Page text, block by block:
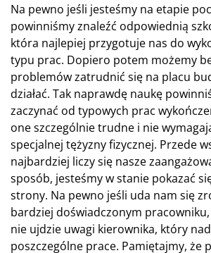
Na pewno jeśli jesteśmy na etapie
powinniśmy znaleźć odpowiednią
która najlepiej przygotuje nas do
typu prac. Dopiero potem możemy
problemów zatrudnić się na placu
działać. Tak naprawdę naukę
zaczynać od typowych prac
one szczególnie trudne i nie
specjalnej tężyzny fizycznej. Przede
najbardziej liczy się nasze
sposób, jesteśmy w stanie pokazać
strony. Na pewno jeśli uda nam się
bardziej doświadczonym
nie ujdzie uwagi kierownika, który
poszczególne prace. Pamiętajmy, że